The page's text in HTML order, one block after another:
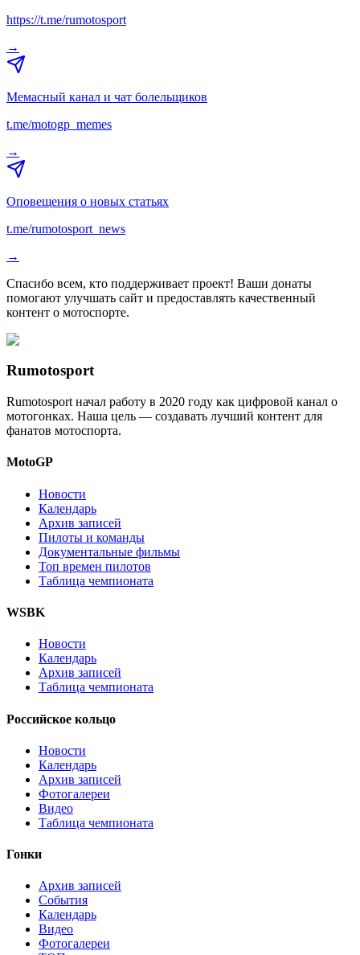
https://t.me/rumotosport
→
Мемасный канал и чат болельщиков
t.me/motogp_memes
→
Оповещения о новых статьях
t.me/rumotosport_news
→
Спасибо всем, кто поддерживает проект! Ваши донаты
помогают улучшать сайт и предоставлять качественный
контент о мотоспорте.
Rumotosport
Rumotosport начал работу в 2020 году как цифровой канал о
мотогонках. Наша цель — создавать лучший контент для
фанатов мотоспорта.
MotoGP
Новости
Календарь
Архив записей
Пилоты и команды
Документальные фильмы
Топ времен пилотов
Таблица чемпионата
WSBK
Новости
Календарь
Архив записей
Таблица чемпионата
Российское кольцо
Новости
Календарь
Архив записей
Фотогалереи
Видео
Таблица чемпионата
Гонки
Архив записей
События
Календарь
Видео
Фотогалереи